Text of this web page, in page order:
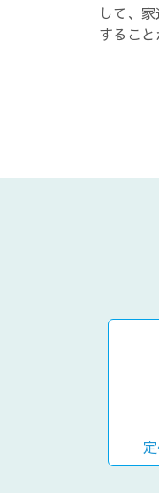
して、
するこ